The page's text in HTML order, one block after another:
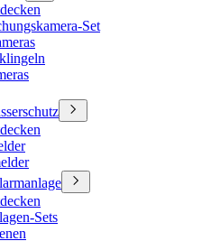
Set
Sets